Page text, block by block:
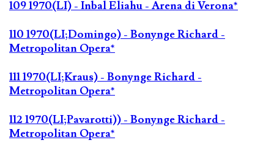
109 1970(LI) - Inbal Eliahu - Arena di Verona*
110 1970(LI;Domingo) - Bonynge Richard -
Metropolitan Opera*
111 1970(LI;Kraus) - Bonynge Richard -
Metropolitan Opera*
112 1970(LI;Pavarotti)) - Bonynge Richard -
Metropolitan Opera*